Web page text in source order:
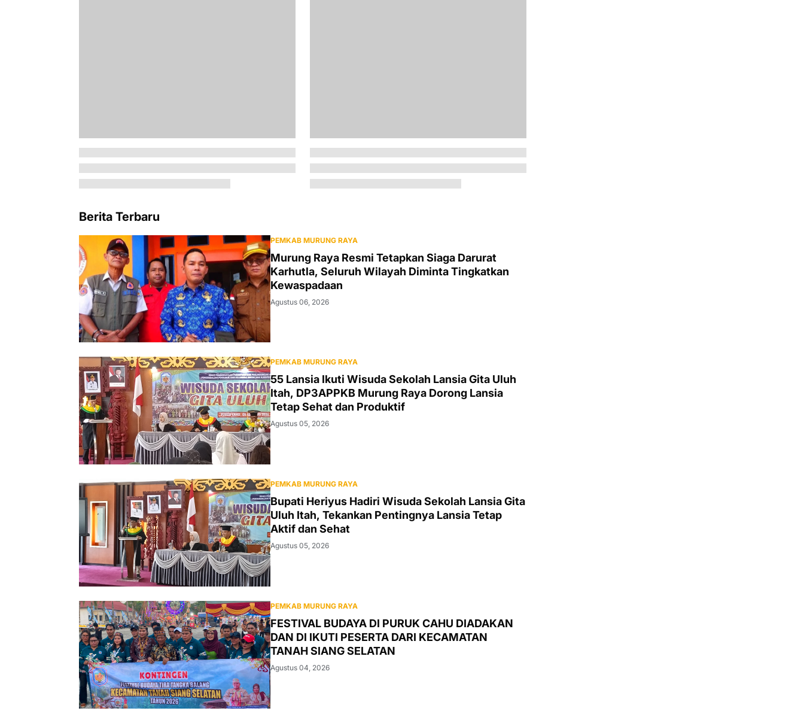
Berita Terbaru
PEMKAB MURUNG RAYA
Murung Raya Resmi Tetapkan Siaga Darurat
Karhutla, Seluruh Wilayah Diminta Tingkatkan
Kewaspadaan
Agustus 06, 2026
PEMKAB MURUNG RAYA
55 Lansia Ikuti Wisuda Sekolah Lansia Gita Uluh
Itah, DP3APPKB Murung Raya Dorong Lansia
Tetap Sehat dan Produktif
Agustus 05, 2026
PEMKAB MURUNG RAYA
Bupati Heriyus Hadiri Wisuda Sekolah Lansia Gita
Uluh Itah, Tekankan Pentingnya Lansia Tetap
Aktif dan Sehat
Agustus 05, 2026
PEMKAB MURUNG RAYA
FESTIVAL BUDAYA DI PURUK CAHU DIADAKAN
DAN DI IKUTI PESERTA DARI KECAMATAN
TANAH SIANG SELATAN
Agustus 04, 2026